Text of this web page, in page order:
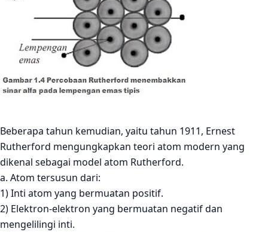
Beberapa tahun kemudian, yaitu tahun 1911, Ernest
Rutherford mengungkapkan teori atom modern yang
dikenal sebagai model atom Rutherford.
a. Atom tersusun dari:
1) Inti atom yang bermuatan positif.
2) Elektron-elektron yang bermuatan negatif dan
mengelilingi inti.